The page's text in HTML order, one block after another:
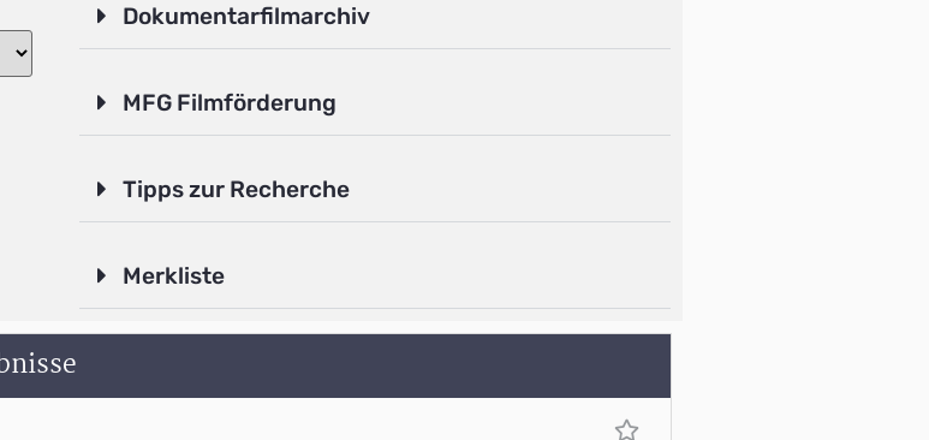
Dokumentarfilmarchiv
MFG Filmförderung
Tipps zur Recherche
Merkliste